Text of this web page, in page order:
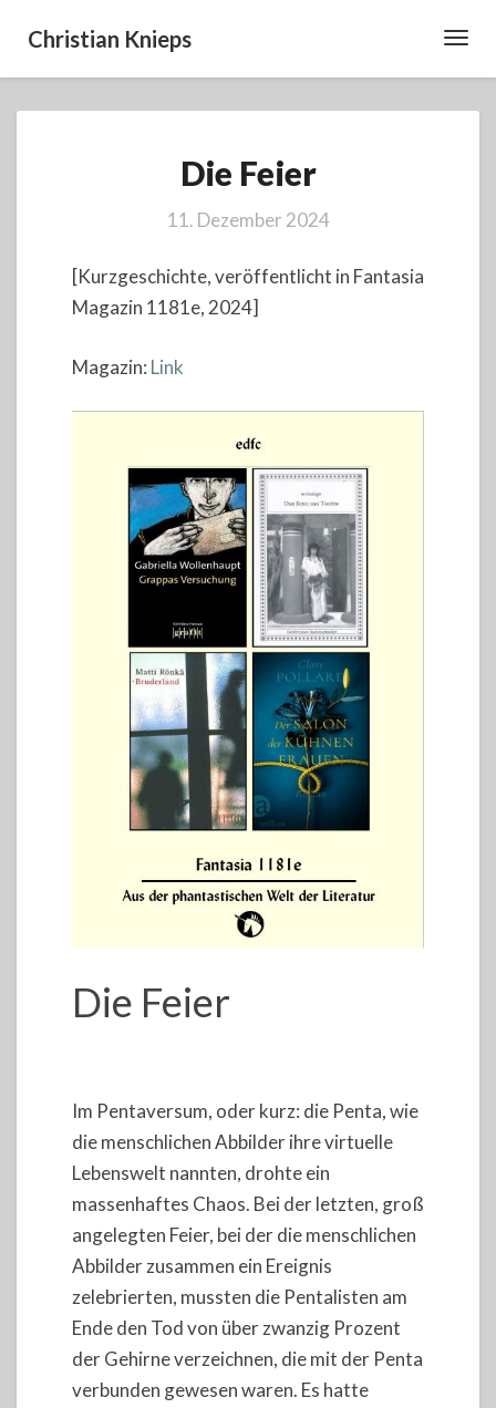
Christian Knieps
Feier
Die Feier
11. Dezember 2024
[Kurzgeschichte, veröffentlicht in Fantasia
Magazin 1181e, 2024]
Magazin: Link
Die Feier
Im Pentaversum, oder kurz: die Penta, wie
die menschlichen Abbilder ihre virtuelle
Lebenswelt nannten, drohte ein
massenhaftes Chaos. Bei der letzten, groß
angelegten Feier, bei der die menschlichen
Abbilder zusammen ein Ereignis
zelebrierten, mussten die Pentalisten am
Ende den Tod von über zwanzig Prozent
der Gehirne verzeichnen, die mit der Penta
verbunden gewesen waren. Es hatte